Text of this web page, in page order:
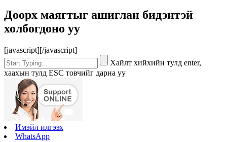
Доорх маягтыг ашиглан бидэнтэй
холбогдоно уу
[javascript][/javascript]
Хайлт хийхийн тулд enter,
хаахын тулд ESC товчийг дарна уу
Имэйл илгээх
WhatsApp